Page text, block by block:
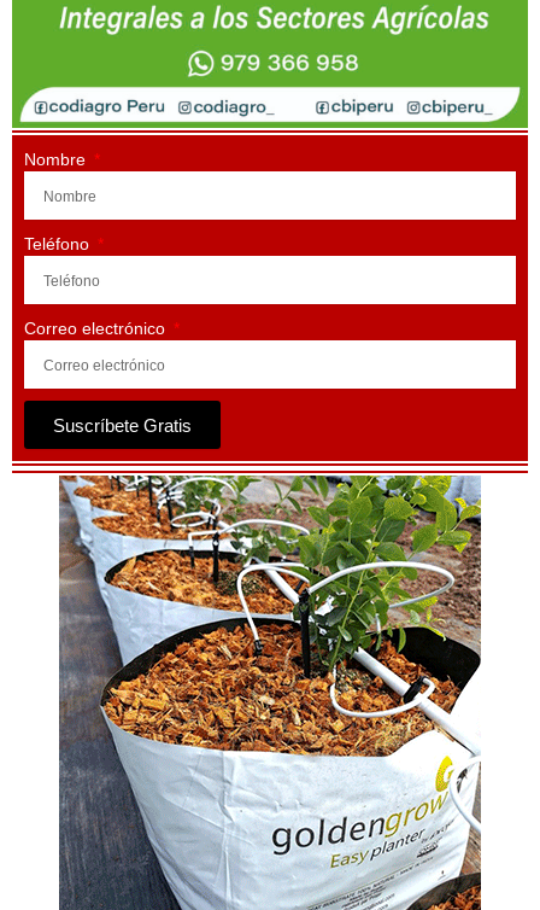
Nombre
Teléfono
Correo electrónico
Suscríbete Gratis